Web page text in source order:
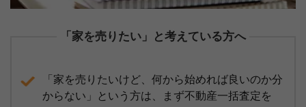
「家を売りたい」と考えている方へ
「家を売りたいけど、何から始めれば良いのか分
からない」という方は、まず不動産一括査定を